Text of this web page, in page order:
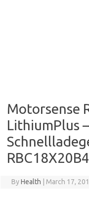
Motorsense
LithiumPlus
ByHealth March 17,